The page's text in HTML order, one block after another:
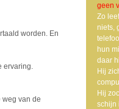
geen
Zo
niets,
hun
daar
Hij
Hij
schijn
worden. En
ervaring.
weg van de